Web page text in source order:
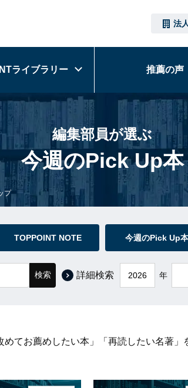
法
ライブラリー 推薦の声
編集部員が選ぶ
今週のPick Up本
プ
TOPPOINT NOTE 今週のPick Up本
検索 詳細検索 年
てお薦めしたい本」「再読したい名著」